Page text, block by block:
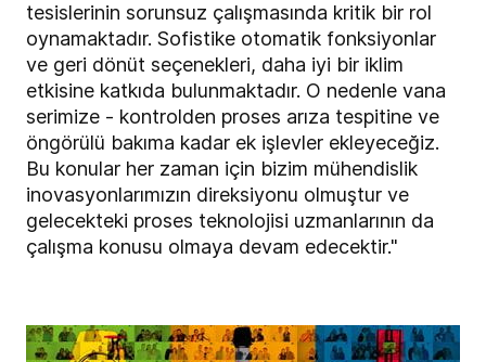
tesislerinin sorunsuz çalışmasında kritik bir rol
oynamaktadır. Sofistike otomatik fonksiyonlar
ve geri dönüt seçenekleri, daha iyi bir iklim
etkisine katkıda bulunmaktadır. O nedenle vana
serimize - kontrolden proses arıza tespitine ve
öngörülü bakıma kadar ek işlevler ekleyeceğiz.
Bu konular her zaman için bizim mühendislik
inovasyonlarımızın direksiyonu olmuştur ve
gelecekteki proses teknolojisi uzmanlarının da
çalışma konusu olmaya devam edecektir."